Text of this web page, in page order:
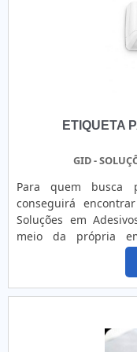
várias vantagens
customização dos
produto para o
de produção,
etiquetas para
empresa; Códigos
ADESIVAS PARA
atenção também
certificar de que tudo
de qualidade. A
atua há 15 anos em
máxima excelência
empresas do setor
ETIQUETA
GID -
Para quem busca
conseguirá
Soluções em
meio da própria
qualidade e preço
é etiqueta
Soluções em
benefício com
Adesivos objetiva